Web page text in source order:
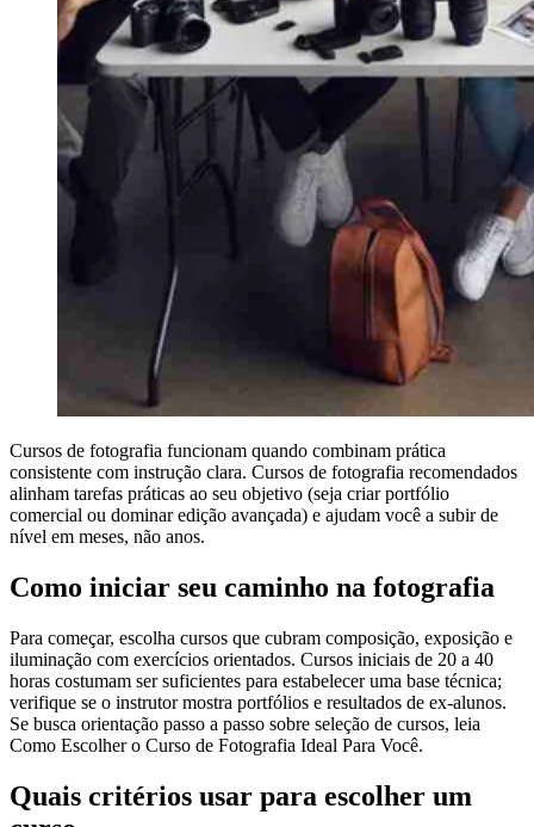
Cursos de fotografia funcionam quando combinam prática
consistente com instrução clara. Cursos de fotografia recomendados
alinham tarefas práticas ao seu objetivo (seja criar portfólio
comercial ou dominar edição avançada) e ajudam você a subir de
nível em meses, não anos.
Como iniciar seu caminho na fotografia
Para começar, escolha cursos que cubram composição, exposição e
iluminação com exercícios orientados. Cursos iniciais de 20 a 40
horas costumam ser suficientes para estabelecer uma base técnica;
verifique se o instrutor mostra portfólios e resultados de ex-alunos.
Se busca orientação passo a passo sobre seleção de cursos, leia
Como Escolher o Curso de Fotografia Ideal Para Você.
Quais critérios usar para escolher um